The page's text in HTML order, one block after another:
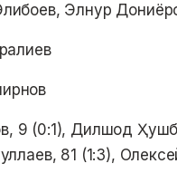
Элнур
9 (0:1), Дилшод
81 (1:3),